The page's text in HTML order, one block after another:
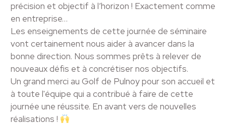
précision et objectif à l’horizon ! Exactement comme
en entreprise…
Les enseignements de cette journée de séminaire
vont certainement nous aider à avancer dans la
bonne direction. Nous sommes prêts à relever de
nouveaux défis et à concrétiser nos objectifs.
Un grand merci au Golf de Pulnoy pour son accueil et
à toute l'équipe qui a contribué à faire de cette
journée une réussite. En avant vers de nouvelles
réalisations !